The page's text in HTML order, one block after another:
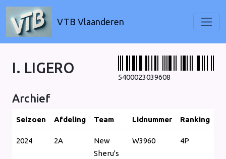
VTB Vlaanderen
I. LIGERO
5400023039608
Archief
Seizoen Afdeling Team Lidnummer Ranking
2024 2A
New
Sheru's
W3960 4P